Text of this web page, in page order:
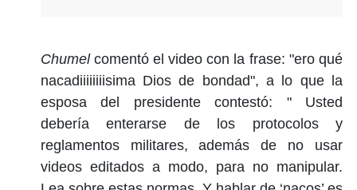
Chumel comentó el video con la frase: "ero qué
nacadiiiiiiiisima Dios de bondad", a lo que la
esposa del presidente contestó: " Usted
debería enterarse de los protocolos y
reglamentos militares, además de no usar
videos editados a modo, para no manipular.